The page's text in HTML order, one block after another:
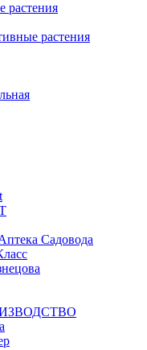
растения
растения
Садовода